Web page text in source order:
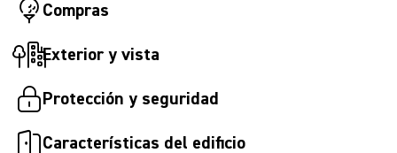
Compras
Exterior y vista
Protección y seguridad
Características del edificio